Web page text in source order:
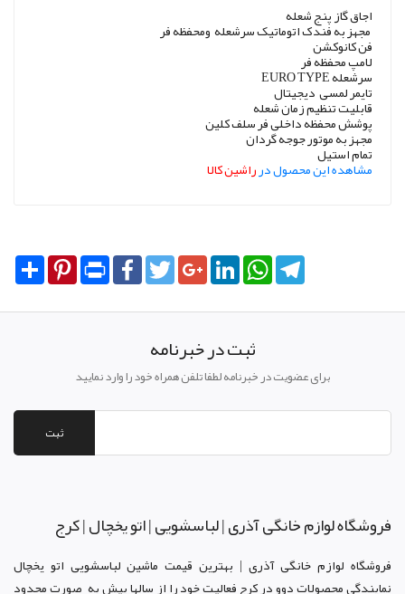
اجاق گاز پنج شعله
مجهز به فندک اتوماتیک سرشعله ومحفظه فر
فن کانوکشن
لامپ محفظه فر
سرشعله EURO TYPE
تایمر لمسی دیجیتال
قابلیت تنظیم زمان شعله
پوشش محفظه داخلی فر سلف کلین
مجهز به موتور جوجه گردان
تمام استیل
مشاهده این محصول درراشین کالا
Share PinterestPrint FacebookTwitterGoogle+LinkedInWhatsApp
ثبت در خبرنامه
برای عضویت در خبرنامه لطفا تلفن همراه خود را وارد نمایید
ثبت
فروشگاه لوازم خانگی آذری | لباسشویی | اتو یخچال | کرج
فروشگاه لوازم خانگی آذری | بهترین قیمت ماشین لباسشویی اتو یخچال
نمایندگی محصولات دوو در کرجفعالیت خود را از سالها پیش به صورت محدود